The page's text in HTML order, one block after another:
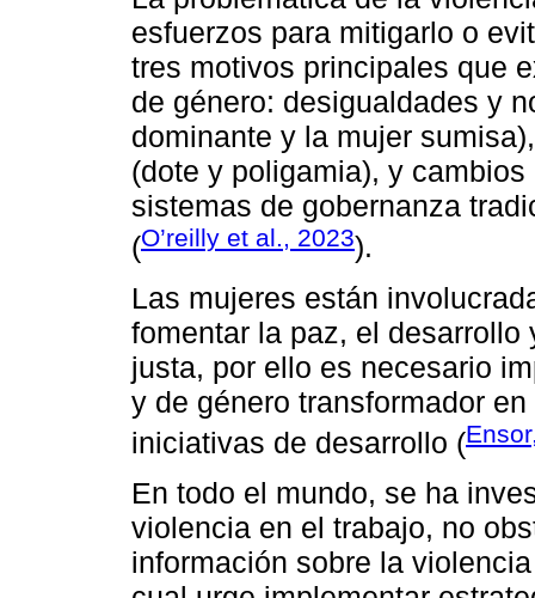
esfuerzos para mitigarlo o
tres motivos principales que
de género: desigualdades y
dominante y la mujer
(dote y poligamia), y
sistemas de gobernanza
(O’reilly et al., 2023).
Las mujeres están
fomentar la paz, el
justa, por ello es necesario
y de género transformador
iniciativas de desarrollo (
En todo el mundo, se ha
violencia en el trabajo, no
información sobre la